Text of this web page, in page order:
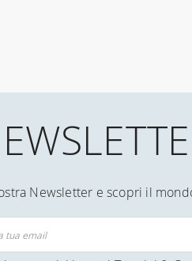
Newsletter e scopri il